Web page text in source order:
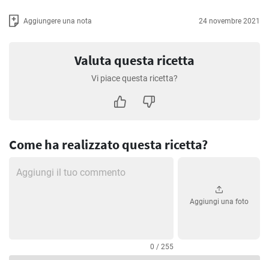
Aggiungere una nota 24 novembre 2021
Valuta questa ricetta
Vi piace questa ricetta?
Come ha realizzato questa ricetta?
0 / 255
Aggiungi una foto